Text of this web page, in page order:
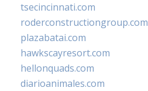
tsecincinnati.com
roderconstructiongroup.com
plazabatai.com
hawkscayresort.com
hellonquads.com
diarioanimales.com